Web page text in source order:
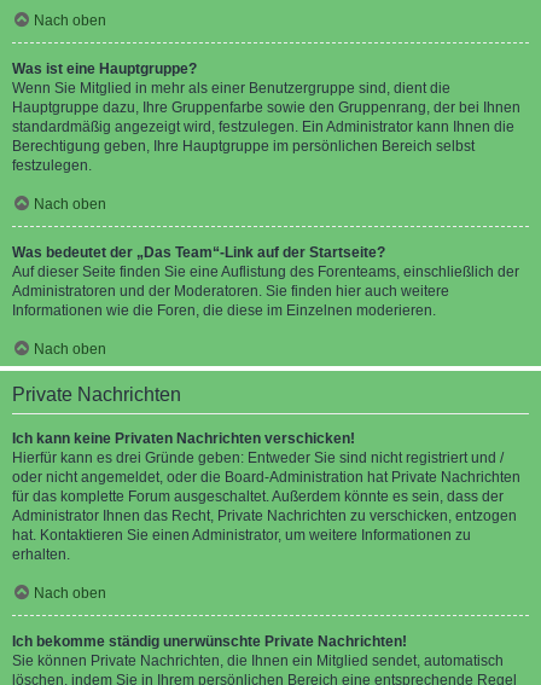
Nach oben
Was ist eine Hauptgruppe?
Wenn Sie Mitglied in mehr als einer Benutzergruppe sind, dient die
Hauptgruppe dazu, Ihre Gruppenfarbe sowie den Gruppenrang, der bei Ihnen
standardmäßig angezeigt wird, festzulegen. Ein Administrator kann Ihnen die
Berechtigung geben, Ihre Hauptgruppe im persönlichen Bereich selbst
festzulegen.
Nach oben
Was bedeutet der „Das Team“-Link auf der Startseite?
Auf dieser Seite finden Sie eine Auflistung des Forenteams, einschließlich der
Administratoren und der Moderatoren. Sie finden hier auch weitere
Informationen wie die Foren, die diese im Einzelnen moderieren.
Nach oben
Private Nachrichten
Ich kann keine Privaten Nachrichten verschicken!
Hierfür kann es drei Gründe geben: Entweder Sie sind nicht registriert und /
oder nicht angemeldet, oder die Board-Administration hat Private Nachrichten
für das komplette Forum ausgeschaltet. Außerdem könnte es sein, dass der
Administrator Ihnen das Recht, Private Nachrichten zu verschicken, entzogen
hat. Kontaktieren Sie einen Administrator, um weitere Informationen zu
erhalten.
Nach oben
Ich bekomme ständig unerwünschte Private Nachrichten!
Sie können Private Nachrichten, die Ihnen ein Mitglied sendet, automatisch
löschen, indem Sie in Ihrem persönlichen Bereich eine entsprechende Regel